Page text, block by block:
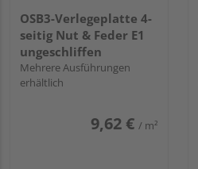
OSB3-Verlegeplatte 4-
seitig Nut & Feder E1
ungeschliffen
Mehrere Ausführungen
erhältlich
9,62 € / m²